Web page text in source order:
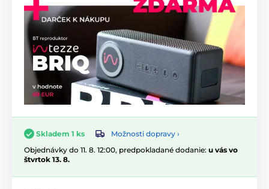
Skladem 1 ks
Možnosti dopravy ›
Objednávky do 11. 8. 12:00, predpokladané dodanie: u vás vo
štvrtok 13. 8.